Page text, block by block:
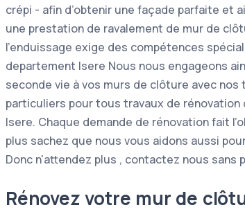
crépi - afin d’obtenir une façade parfaite et
une prestation de ravalement de mur de
l'enduissage exige des compétences
departement Isere Nous nous engageons
seconde vie à vos murs de clôture avec
particuliers pour tous travaux de
Isere. Chaque demande de rénovation fait
plus sachez que nous vous aidons aussi
Donc n'attendez plus , contactez nous sans
Rénovez votre mur de